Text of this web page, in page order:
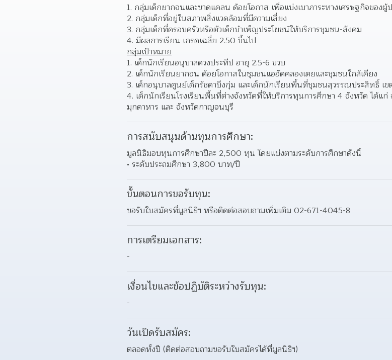
1. กลุ่มเด็กยากจนและขาดแคลน ด้อยโอกาส เพื่อแบ่งเบาภาระทางเศรษฐกิจของ
2. กลุ่มเด็กที่อยู่ในสภาพสิ่งแวดล้อมที่มีความเสี่ยง
3. กลุ่มเด็กที่ครอบครัวหรือตัวเด็กบำเพ็ญประโยชน์ให้บริการชุมชน-สังคม
4. มีผลการเรียน เกรดเฉลี่ย 2.50 ขึ้นไป
กลุ่มเป้าหมาย
1. เด็กนักเรียนอนุบาลดวงประทีป อายุ 2.5-6 ขวบ
2. เด็กนักเรียนยากจน ด้อยโอกาสในชุมชนแออัดคลองเตยและชุมชนใกล้เคียง
3. เด็กอนุบาลศูนย์เด็กรัชดาบึงกุ่ม และเด็กนักเรียนพื้นที่ชุมชนสุวรรณประสิทธิ์ เ
4. เด็กนักเรียนโรงเรียนพื้นที่ต่างจังหวัดที่ให้บริการทุนการศึกษา 4 จังหวัด ได้แ
มุกดาหาร และ จังหวัดกาญจนบุรี
การสนับสนุนด้านทุนการศึกษา:
มูลนิธิมอบทุนการศึกษาปีละ 2,500 ทุน โดยแบ่งตามระดับการศึกษาดังนี้
ระดับประถมศึกษา 3,800 บาท/ปี
ขั้นตอนการขอรับทุน:
ขอรับใบสมัครที่มูลนิธิฯ หรือติดต่อสอบถามเพิ่มเติม 02-671-4045-8
การเตรียมเอกสาร:
-
เงื่อนไขและข้อปฏิบัติระหว่างรับทุน:
-
วันเปิดรับสมัคร:
ตลอดทั้งปี (ติดต่อสอบถามขอรับใบสมัครได้ที่มูลนิธิฯ)